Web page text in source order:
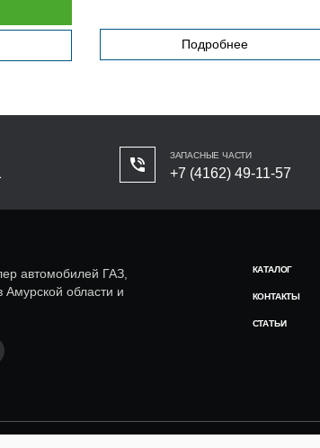
Подробнее
ЗАПАСНЫЕ ЧАСТИ
+7 (4162) 49-11-57
автомобилей ГАЗ,
области и
КАТАЛОГ
КОНТАКТЫ
СТАТЬИ